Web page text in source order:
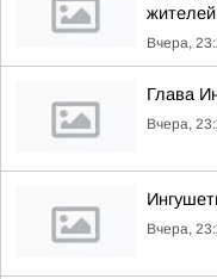
Вчера,
Глава
Вчера,
Вчера,